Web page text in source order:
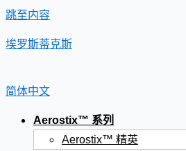
跳至内容
埃罗斯蒂克斯
简体中文
Aerostix™ 系列
Aerostix™ 精英